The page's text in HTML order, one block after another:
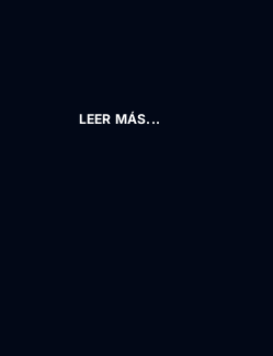
LEER MÁS...